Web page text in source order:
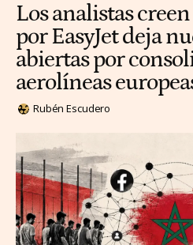
Los analistas
por EasyJet deja
abiertas por
aerolíneas
Rubén Escudero